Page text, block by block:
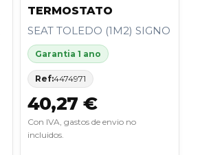
TERMOSTATO
SEAT TOLEDO (1M2) SIGNO
Garantia 1 ano
Ref:4474971
40,27 €
Con IVA, gastos de envio no
incluidos.